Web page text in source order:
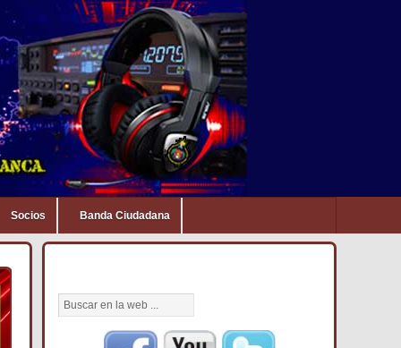
Socios Banda Ciudadana